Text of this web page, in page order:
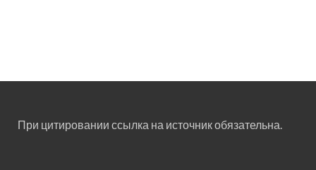
При цитировании ссылка на источник обязательна.